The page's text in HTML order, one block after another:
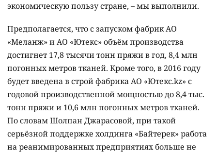
экономическую пользу стране, – мы выполнили.
Предполагается, что с запуском фабрик АО
«Меланж» и АО «Ютекс» объём производства
достигнет 17,8 тысячи тонн пряжи в год, 8,4 млн
погонных метров тканей. Кроме того, в 2016 году
будет введена в строй фабрика АО «Ютекс.kz» с
годовой производственной мощностью до 8,4 тыс.
тонн пряжи и 10,6 млн погонных метров тканей.
По словам Шолпан Джарасовой, при такой
серьёзной поддержке холдинга «Байтерек» работа
на реанимированных предприятиях больше не